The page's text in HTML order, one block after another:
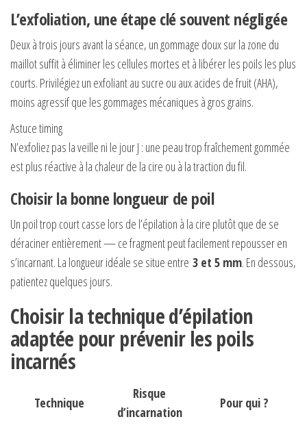
L’exfoliation, une étape clé souvent négligée
Deux à trois jours avant la séance, un gommage doux sur la zone du
maillot suffit à éliminer les cellules mortes et à libérer les poils les plus
courts. Privilégiez un exfoliant au sucre ou aux acides de fruit (AHA),
moins agressif que les gommages mécaniques à gros grains.
Astuce timing
N’exfoliez pas la veille ni le jour J : une peau trop fraîchement gommée
est plus réactive à la chaleur de la cire ou à la traction du fil.
Choisir la bonne longueur de poil
Un poil trop court casse lors de l’épilation à la cire plutôt que de se
déraciner entièrement — ce fragment peut facilement repousser en
s’incarnant. La longueur idéale se situe entre 3 et 5 mm. En dessous,
patientez quelques jours.
Choisir la technique d’épilation
adaptée pour prévenir les poils
incarnés
Technique
Risque
d’incarnation
Pour qui ?